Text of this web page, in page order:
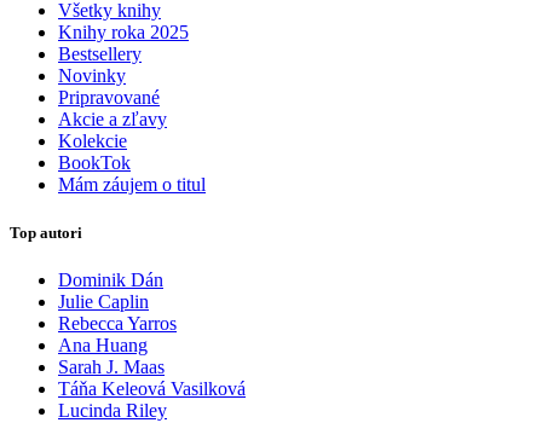
Všetky knihy
Knihy roka 2025
Bestsellery
Novinky
Pripravované
Akcie a zľavy
Kolekcie
BookTok
Mám záujem o titul
Top autori
Dominik Dán
Julie Caplin
Rebecca Yarros
Ana Huang
Sarah J. Maas
Táňa Keleová Vasilková
Lucinda Riley